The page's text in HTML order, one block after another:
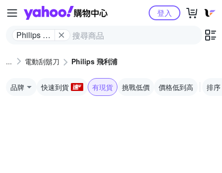
Yahoo購物中心
Philips 飛
登入
電動刮鬍刀 Philips 飛利浦
品牌 快速到貨 有現貨 挑戰低價 價格低到高 排序